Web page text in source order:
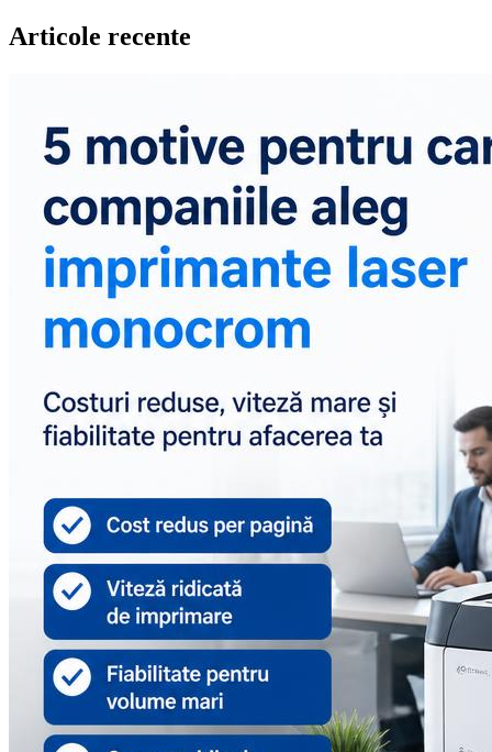
Articole recente